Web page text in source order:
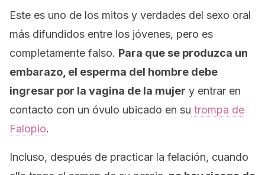
Este es uno de los mitos y verdades del sexo oral
más difundidos entre los jóvenes, pero es
completamente falso. Para que se produzca un
embarazo, el esperma del hombre debe
ingresar por la vagina de la mujer y entrar en
contacto con un óvulo ubicado en su trompa de
Falopio.
Incluso, después de practicar la felación, cuando